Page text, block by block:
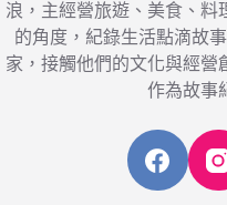
浪，主經營旅遊、美食、料
的角度，紀錄生活點滴故
家，接觸他們的文化與經營
作為故事